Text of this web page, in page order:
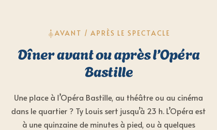
AVANT / APRÈS LE SPECTACLE
Dîner avant ou après l’Opéra
Bastille
Une place à l’Opéra Bastille, au théâtre ou au cinéma
dans le quartier ? Ty Louis sert jusqu’à 23 h. L’Opéra est
à une quinzaine de minutes à pied, ou à quelques